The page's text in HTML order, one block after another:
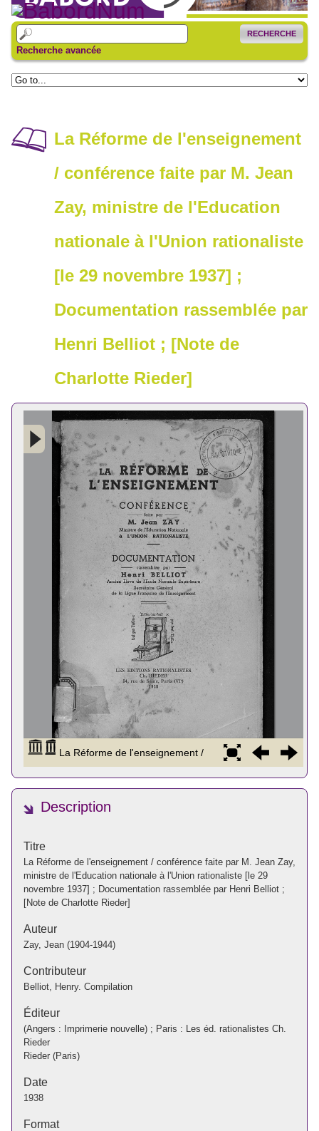
RECHERCHE
Recherche avancée
La Réforme de l'enseignement
/ conférence faite par M. Jean
Zay, ministre de l'Education
nationale à l'Union rationaliste
[le 29 novembre 1937] ;
Documentation rassemblée par
Henri Belliot ; [Note de
Charlotte Rieder]
Description
Titre
La Réforme de l'enseignement / conférence faite par M. Jean Zay,
ministre de l'Education nationale à l'Union rationaliste [le 29
novembre 1937] ; Documentation rassemblée par Henri Belliot ;
[Note de Charlotte Rieder]
Auteur
Zay, Jean (1904-1944)
Contributeur
Belliot, Henry. Compilation
Éditeur
(Angers : Imprimerie nouvelle) ; Paris : Les éd. rationalistes Ch.
Rieder
Rieder (Paris)
Date
1938
Format